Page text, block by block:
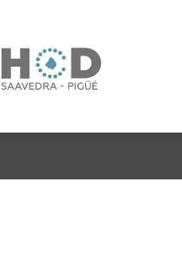
No se
La página solicitada no pudo